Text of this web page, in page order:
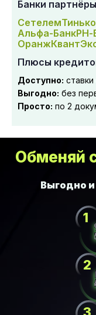
Банки
Сетелем
Альфа-БанкРН-
ОранжКвант
Плюсы
Доступно: ставки
Выгодно: без
Просто: по 2
Обменяй